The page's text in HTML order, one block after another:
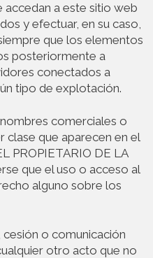
accedan a este sitio web
y efectuar, en su caso,
que los elementos
posteriormente a
conectados a
tipo de explotación.
comerciales o
clase que aparecen en el
PROPIETARIO DE LA
que el uso o acceso al
alguno sobre los
o comunicación
otro acto que no